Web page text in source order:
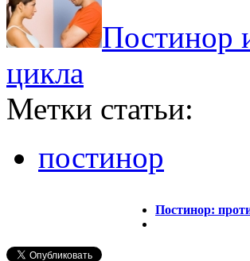
Постинор
цикла
Метки статьи:
постинор
Постинор: